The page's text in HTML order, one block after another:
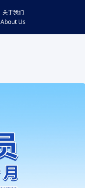
关于我们
About Us